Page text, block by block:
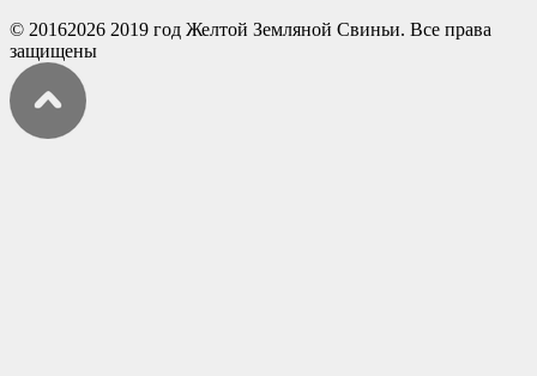
© 20162026 2019 год Желтой Земляной Свиньи. Все права
защищены